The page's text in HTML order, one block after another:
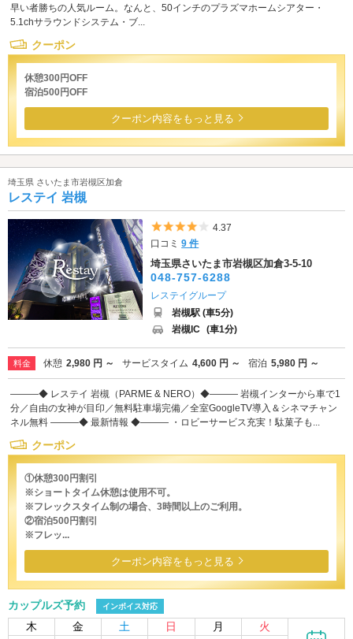
早い者勝ちの人気ルーム。なんと、50インチのプラズマホームシアター・
5.1chサラウンドシステム・ブ...
クーポン
休憩300円OFF
宿泊500円OFF
クーポン内容をもっと見る
埼玉県 さいたま市岩槻区加倉
レステイ 岩槻
5つ星のうち4
4.37
口コミ9 件
埼玉県さいたま市岩槻区加倉3-5-10
048-757-6288
レステイグループ
岩槻駅 (車5分)
岩槻IC (車1分)
料金 休憩 2,980 円 ～ サービスタイム 4,600 円 ～ 宿泊 5,980 円 ～
―――◆ レステイ 岩槻（PARME & NERO）◆――― 岩槻インターから車で1
分／自由の女神が目印／無料駐車場完備／全室GoogleTV導入＆シネマチャン
ネル無料 ―――◆ 最新情報 ◆――― ・ロビーサービス充実！駄菓子も...
クーポン
①休憩300円割引
※ショートタイム休憩は使用不可。
※フレックスタイム制の場合、3時間以上のご利用。
②宿泊500円割引
※フレッ...
クーポン内容をもっと見る
カップルズ予約 インボイス対応
木 金 土 日 月 火